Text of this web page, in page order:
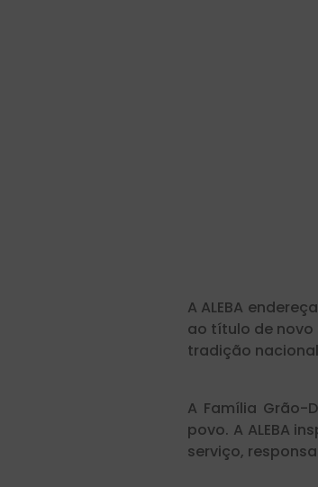
A ALEBA
ao título de novo
tradição
A Família Grão-
povo. A ALEBA
serviço,